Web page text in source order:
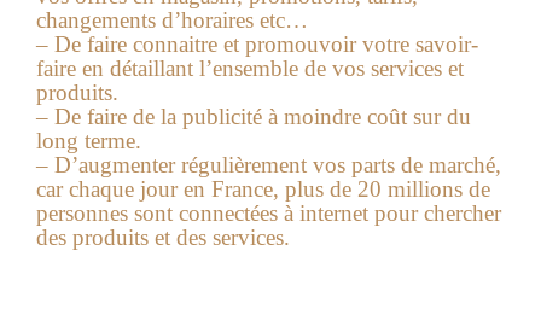
changements d’horaires etc…
– De faire connaitre et promouvoir votre savoir-
faire en détaillant l’ensemble de vos services et
produits.
– De faire de la publicité à moindre coût sur du
long terme.
– D’augmenter régulièrement vos parts de marché,
car chaque jour en France, plus de 20 millions de
personnes sont connectées à internet pour chercher
des produits et des services.